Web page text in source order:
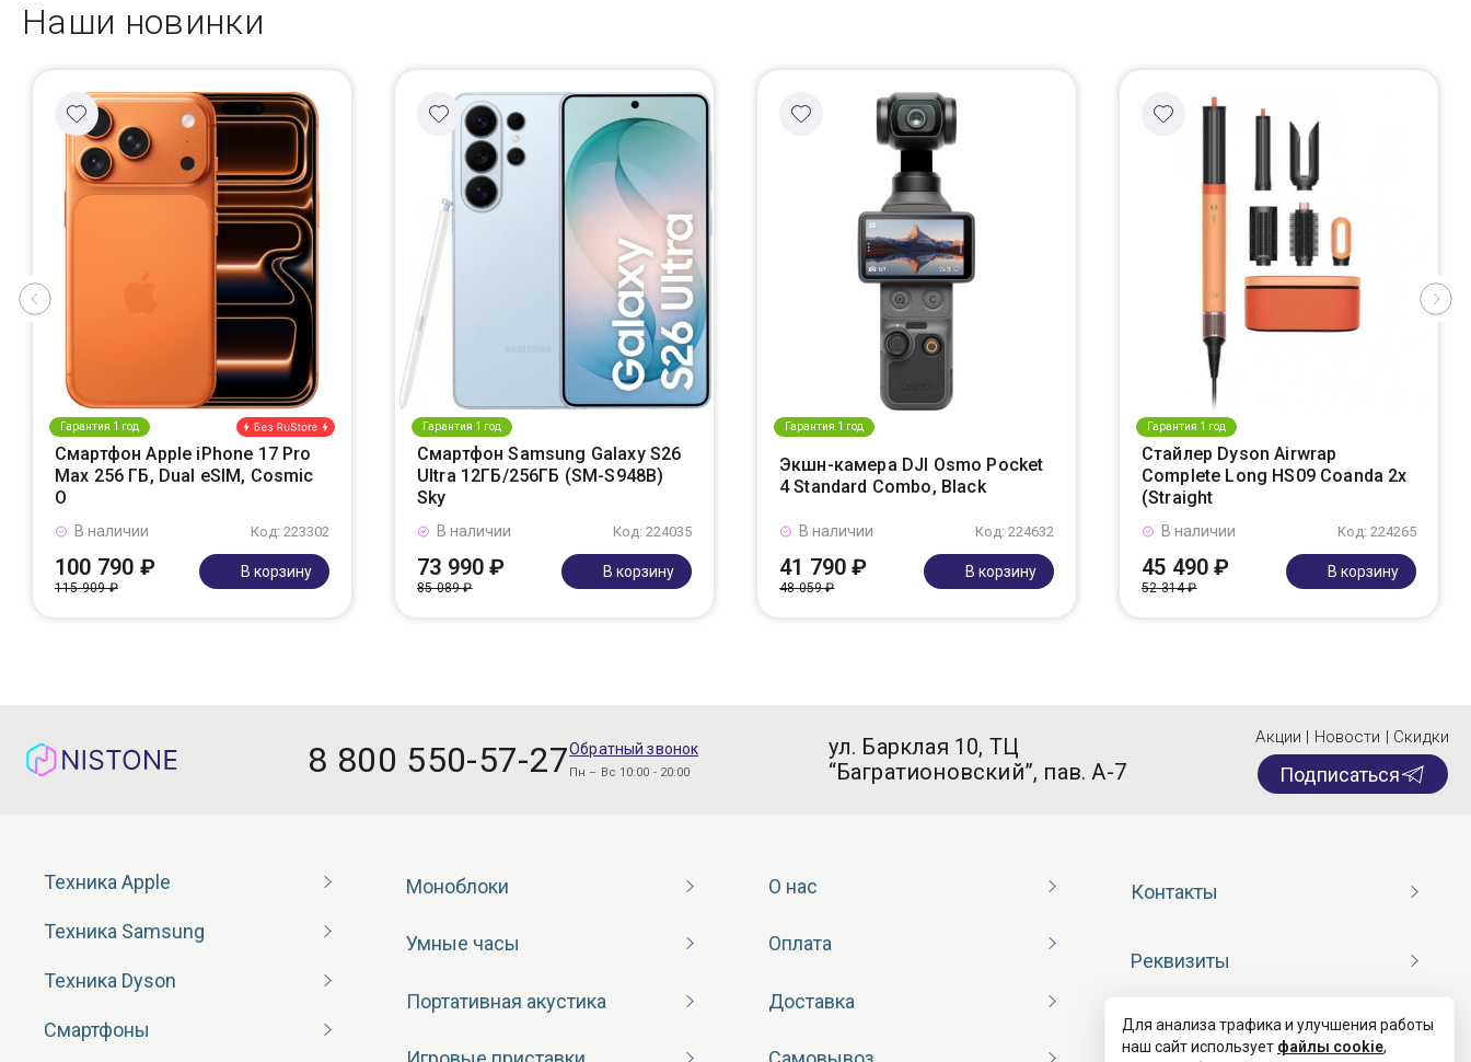
Наши новинки
Гарантия 1 год
Смартфон Apple iPhone 17 Pro
Max 256 ГБ, Dual eSIM, Cosmic
O
Код: 223302
В наличии
100 790 ₽
115 909 ₽
В корзину
Гарантия 1 год
Смартфон Samsung Galaxy S26
Ultra 12ГБ/256ГБ (SM-S948B)
Sky
Код: 224035
В наличии
73 990 ₽
85 089 ₽
В корзину
Гарантия 1 год
Экшн-камера DJI Osmo Pocket
4 Standard Combo, Black
Код: 224632
В наличии
41 790 ₽
48 059 ₽
В корзину
Гарантия 1 год
Стайлер Dyson Airwrap
Complete Long HS09 Coanda 2x
(Straight
Код: 224265
В наличии
45 490 ₽
52 314 ₽
В корзину
8 800 550-57-27Обратный звонок
Пн – Вс 10:00 - 20:00
ул. Барклая 10, ТЦ
“Багратионовский”, пав. А-7
Акции | Новости | Скидки
Подписаться
Техника Apple
Техника Samsung
Техника Dyson
Смартфоны
Моноблоки
Умные часы
Портативная акустика
О нас
Оплата
Доставка
Контакты
Реквизиты
Договор оферты
Для анализа трафика и улучшения работы
наш сайт использует файлы cookie,